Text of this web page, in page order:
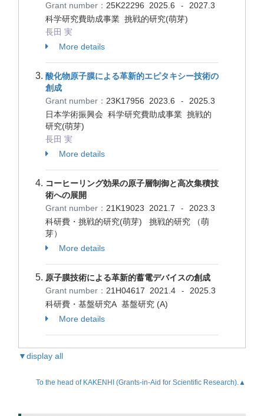
Grant number： 25K22296 2025.6 -
2027.3
科学研究費助成事業 挑戦的研究(萌芽)
長田 実
More details
酸化物原子膜による革新的エピタキシー技術の
創成
Grant number： 23K17956 2023.6 -
2025.3
日本学術振興会 科学研究費助成事業 挑戦的
研究(萌芽)
長田 実
More details
コーヒーリング効果の原子層制御と高次集積技
術への展開
Grant number： 21K19023 2021.7 -
2023.3
科研費・挑戦的研究(萌芽) 挑戦的研究 （萌
芽）
More details
原子膜技術による革新的蓄電デバイスの創成
Grant number： 21H04617 2021.4 -
2025.3
科研費・基盤研究A 基盤研究 (A)
More details
▼display all
To the head of KAKENHI (Grants-in-Aid for Scientific Research).▲